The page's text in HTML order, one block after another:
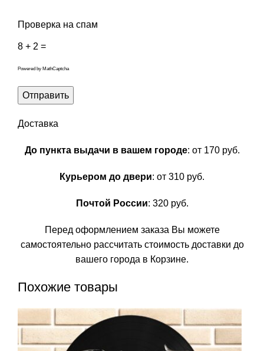
Проверка на спам
8 + 2 =
Powered by MathCaptcha
Доставка
До пункта выдачи в вашем городе: от 170 руб.
Курьером до двери: от 310 руб.
Почтой России: 320 руб.
Перед оформлением заказа Вы можете
самостоятельно рассчитать стоимость доставки до
вашего города в Корзине.
Похожие товары